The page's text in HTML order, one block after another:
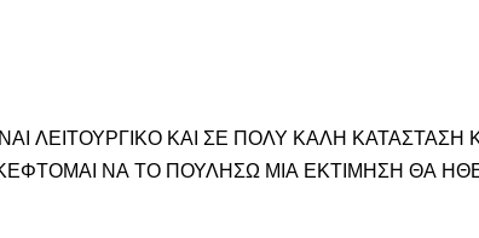
ΛΕΙΤΟΥΡΓΙΚΟ ΚΑΙ ΣΕ ΠΟΛΥ ΚΑΛΗ
ΝΑ ΤΟ ΠΟΥΛΗΣΩ ΜΙΑ ΕΚΤΙΜΗΣΗ ΘΑ